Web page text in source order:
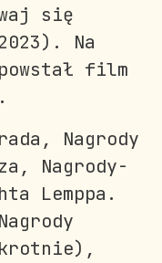
się
Na
film
Nagrody
Nagrody-
Lemppa.